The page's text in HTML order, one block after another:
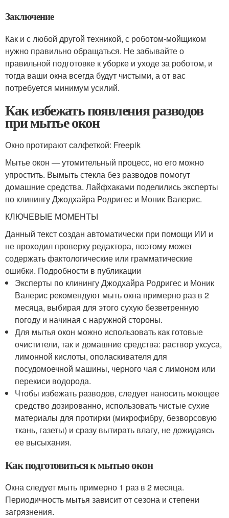
Заключение
Как и с любой другой техникой, с роботом-мойщиком
нужно правильно обращаться. Не забывайте о
правильной подготовке к уборке и уходе за роботом, и
тогда ваши окна всегда будут чистыми, а от вас
потребуется минимум усилий.
Как избежать появления разводов
при мытье окон
Окно протирают салфеткой: Freepik
Мытье окон — утомительный процесс, но его можно
упростить. Вымыть стекла без разводов помогут
домашние средства. Лайфхаками поделились эксперты
по клинингу Джодхайра Родригес и Моник Валерис.
КЛЮЧЕВЫЕ МОМЕНТЫ
Данный текст создан автоматически при помощи ИИ и
не проходил проверку редактора, поэтому может
содержать фактологические или грамматические
ошибки. Подробности в публикации
Эксперты по клинингу Джодхайра Родригес и Моник
Валерис рекомендуют мыть окна примерно раз в 2
месяца, выбирая для этого сухую безветренную
погоду и начиная с наружной стороны.
Для мытья окон можно использовать как готовые
очистители, так и домашние средства: раствор уксуса,
лимонной кислоты, ополаскивателя для
посудомоечной машины, черного чая с лимоном или
перекиси водорода.
Чтобы избежать разводов, следует наносить моющее
средство дозированно, использовать чистые сухие
материалы для протирки (микрофибру, безворсовую
ткань, газеты) и сразу вытирать влагу, не дожидаясь
ее высыхания.
Как подготовиться к мытью окон
Окна следует мыть примерно 1 раз в 2 месяца.
Периодичность мытья зависит от сезона и степени
загрязнения.